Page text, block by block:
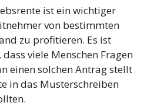
ist ein wichtiger
von bestimmten
zu profitieren. Es ist
viele Menschen Fragen
einen solchen Antrag stellt
in das Musterschreiben